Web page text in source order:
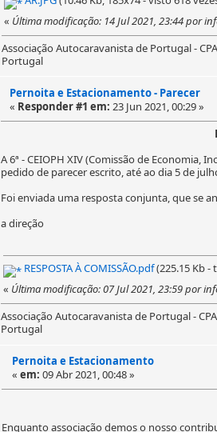
« Última modificação: 14 Jul 2021, 23:44 por
Associação Autocaravanista de Portugal - CPA
Portugal
Pernoita e Estacionamento - Parecer
« Responder #1 em: 23 Jun 2021, 00:29 »
A 6ª - CEIOPH XIV (Comissão de Economia,
pedido de parecer escrito, até ao dia 5 de
Foi enviada uma resposta conjunta, que se
a direção
RESPOSTA À COMISSÃO.pdf(225.15 Kb -
« Última modificação: 07 Jul 2021, 23:59 por
Associação Autocaravanista de Portugal - CPA
Portugal
Pernoita e Estacionamento
« em: 09 Abr 2021, 00:48 »
Enquanto associação demos o nosso